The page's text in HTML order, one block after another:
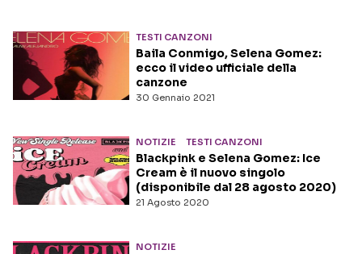
TESTI CANZONI
30 Gennaio 2021
Baila Conmigo, Selena Gomez:
ecco il video ufficiale della
canzone
NOTIZIE TESTI CANZONI
21 Agosto 2020
Blackpink e Selena Gomez: Ice
Cream è il nuovo singolo
(disponibile dal 28 agosto 2020)
NOTIZIE